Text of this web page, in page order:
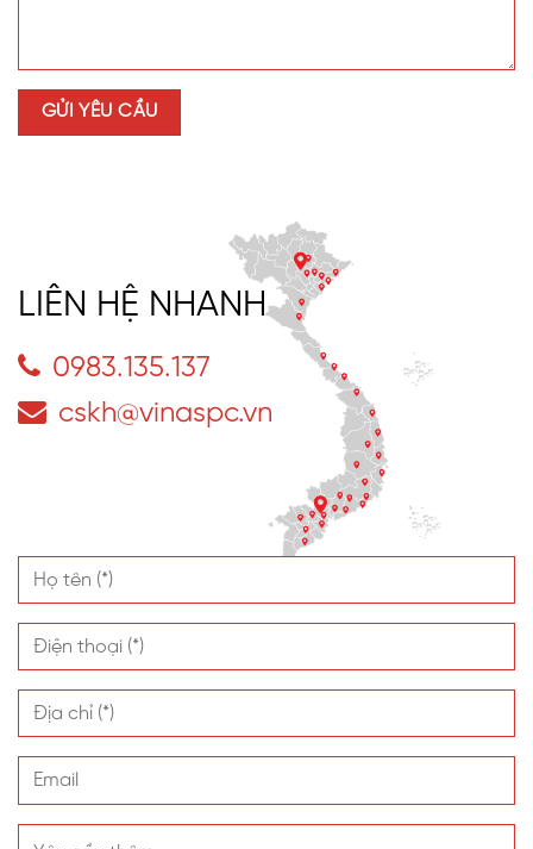
LIÊN HỆ NHANH
0983.135.137
cskh@vinaspc.vn